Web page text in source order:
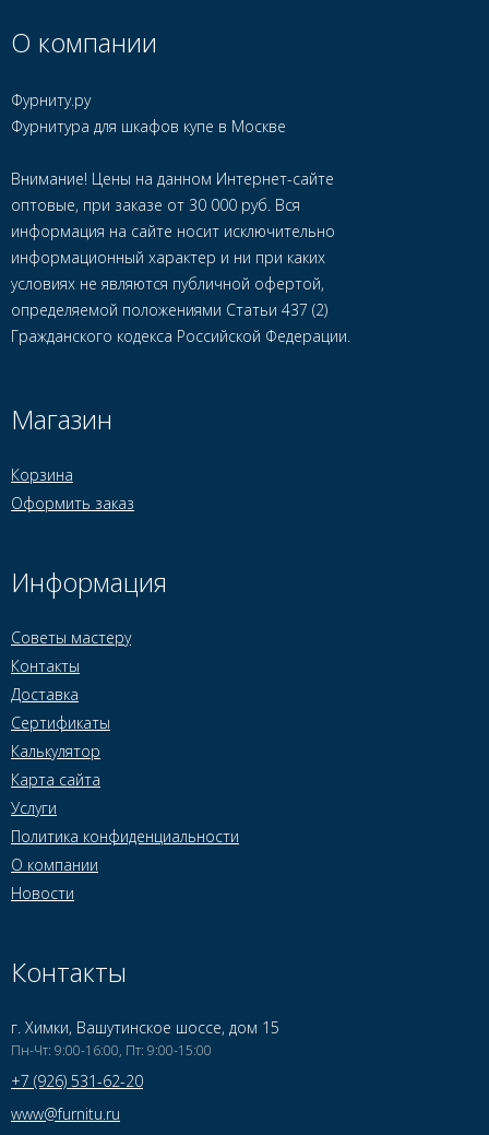
О компании
Фурниту.ру
Фурнитура для шкафов купе в Москве
Внимание! Цены на данном Интернет-сайте
оптовые, при заказе от 30 000 руб. Вся
информация на сайте носит исключительно
информационный характер и ни при каких
условиях не являются публичной офертой,
определяемой положениями Статьи 437 (2)
Гражданского кодекса Российской Федерации.
Магазин
Корзина
Оформить заказ
Информация
Советы мастеру
Контакты
Доставка
Сертификаты
Калькулятор
Карта сайта
Услуги
Политика конфиденциальности
О компании
Новости
Контакты
г. Химки, Вашутинское шоссе, дом 15
Пн-Чт: 9:00-16:00, Пт: 9:00-15:00
+7 (926) 531-62-20
www@furnitu.ru